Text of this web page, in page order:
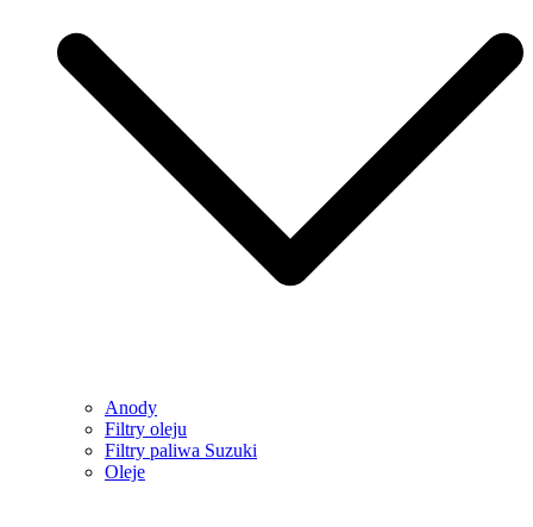
Anody
Filtry oleju
Filtry paliwa Suzuki
Oleje